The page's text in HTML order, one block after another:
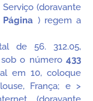
(doravante
Página ) regem a
de 56. 312.05,
o número 433
em 10, coloque
França; e >